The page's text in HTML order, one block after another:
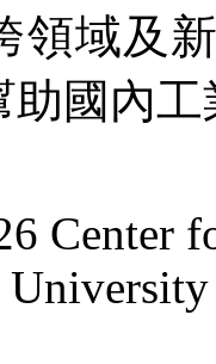
領域及
助國內
Center
University